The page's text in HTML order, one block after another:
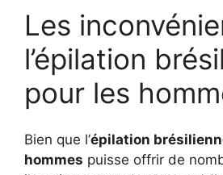
Les
l’épilation
pour les
Bien que l’épilation
hommes puisse offrir de